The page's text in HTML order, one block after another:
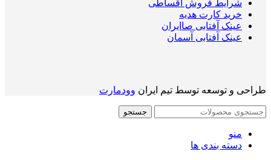
شرایط فروش اقساطی
خرید کارت هدیه
عینک آفتابی صاایران
عینک آفتابی آسمان
طراحی و توسعه توسط تیم ایران وودمارت
جستجو
منو
دسته بندی ها